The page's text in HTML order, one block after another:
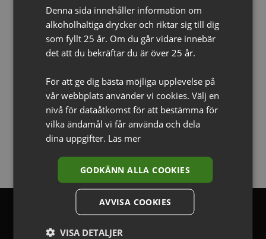
OM OSS
Denna sida innehåller information om
alkoholhaltiga drycker och riktar sig till dig
som fyllt 25 år. Om du går vidare innebär
det att du bekräftar du är över 25 år.
För att ge dig bästa möjliga upplevelse på
vår webbplats använder vi cookies. Välj en
nivå för dataåtkomst för att bestämma för
vilka ändamål vi får använda och dela
dina uppgifter. Läs mer
GODKÄNN ALLA COOKIES
AVVISA COOKIES
VISA DETALJER